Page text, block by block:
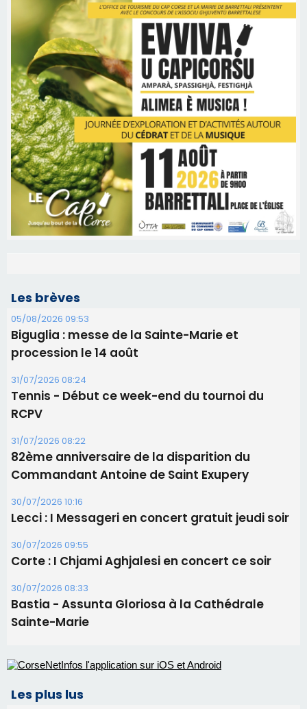
05/08/2026 09:53
Biguglia : messe de la Sainte-Marie et
procession le 14 août
31/07/2026 08:24
Tennis - Début ce week-end du tournoi du
RCPV
31/07/2026 08:22
82ème anniversaire de la disparition du
Commandant Antoine de Saint Exupery
30/07/2026 10:16
30/07/2026 09:55
Corte : I Chjami Aghjalesi en concert ce soir